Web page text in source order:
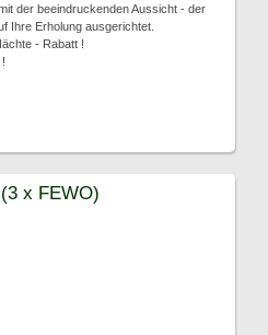
der beeindruckenden Aussicht - der
Ihre Erholung ausgerichtet.
- Rabatt !
x FEWO)